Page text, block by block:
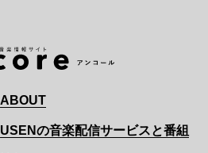
ABOUT
USENの音楽配信サービスと番組